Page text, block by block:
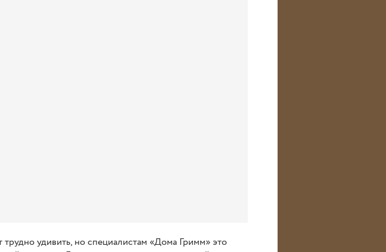
удивить, но специалистам «Дома Гримм» это